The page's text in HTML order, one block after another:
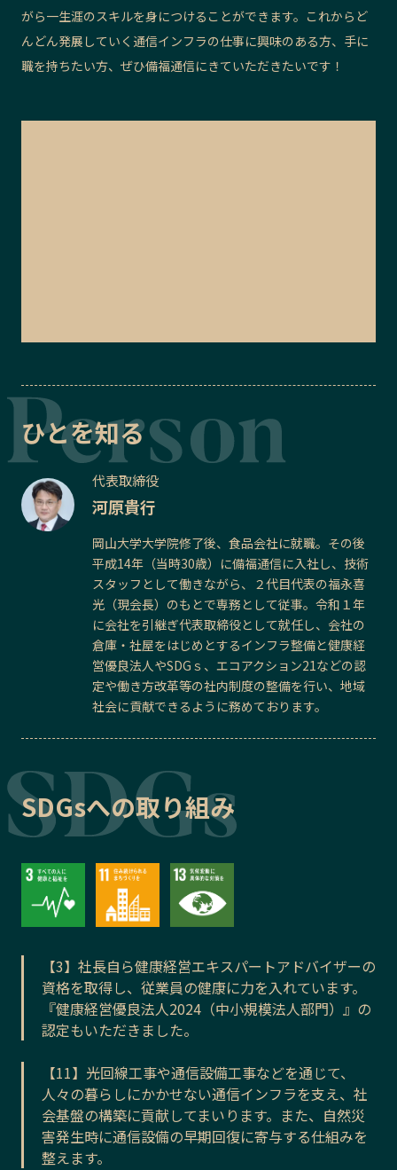
がら一生涯のスキルを身につけることができます。これからど
んどん発展していく通信インフラの仕事に興味のある方、手に
職を持ちたい方、ぜひ備福通信にきていただきたいです！
ひとを知る
代表取締役
河原貴行
岡山大学大学院修了後、食品会社に就職。その後
平成14年（当時30歳）に備福通信に入社し、技術
スタッフとして働きながら、２代目代表の福永喜
光（現会長）のもとで専務として従事。令和１年
に会社を引継ぎ代表取締役として就任し、会社の
倉庫・社屋をはじめとするインフラ整備と健康経
営優良法人やSDGｓ、エコアクション21などの認
定や働き方改革等の社内制度の整備を行い、地域
社会に貢献できるように務めております。
SDGsへの取り組み
【3】社長自ら健康経営エキスパートアドバイザーの
資格を取得し、従業員の健康に力を入れています。
『健康経営優良法人2024（中小規模法人部門）』の
認定もいただきました。
【11】光回線工事や通信設備工事などを通じて、
人々の暮らしにかかせない通信インフラを支え、社
会基盤の構築に貢献してまいります。また、自然災
害発生時に通信設備の早期回復に寄与する仕組みを
整えます。